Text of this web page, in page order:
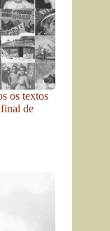
os textos
de